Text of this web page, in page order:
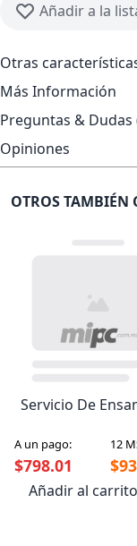
Añadir a la
Otras
Más Información
Preguntas & Dudas
Opiniones
OTROS TAMBIÉN
Servicio De
A un pago: 12
$798.01
Añadir al carrito